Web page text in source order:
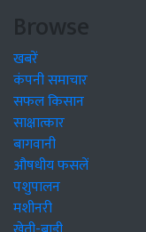
Browse
खबरें
कंपनी समाचार
सफल किसान
साक्षात्कार
बागवानी
औषधीय फसलें
पशुपालन
मशीनरी